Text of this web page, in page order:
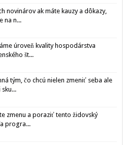
novinárov ak máte kauzy a dôkazy,
na n...
úroveň kvality hospodárstva
št...
tým, čo chcú nielen zmeniť seba ale
zmenu a poraziť tento židovský
progra...